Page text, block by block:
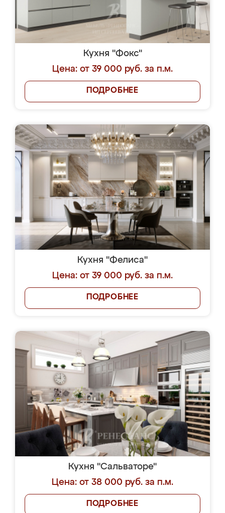
Кухня "Фокс"
Цена: от 39 000 руб. за п.м.
ПОДРОБНЕЕ
Кухня "Фелиса"
Цена: от 39 000 руб. за п.м.
ПОДРОБНЕЕ
Кухня "Сальваторе"
Цена: от 38 000 руб. за п.м.
ПОДРОБНЕЕ